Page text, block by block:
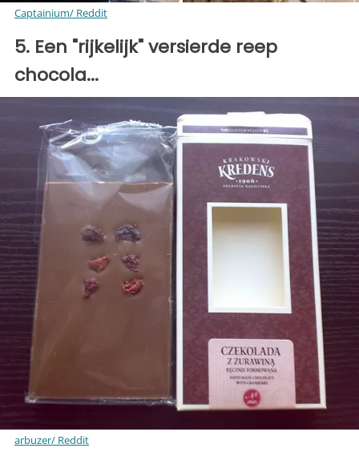
Captainium/ Reddit
5. Een "rijkelijk" versierde reep
chocola...
arbuzer/ Reddit